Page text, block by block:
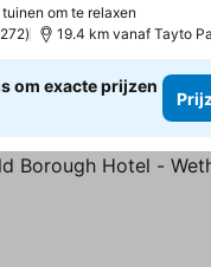
om te relaxen
19.4 km vanaf Tayto
om exacte prijzen